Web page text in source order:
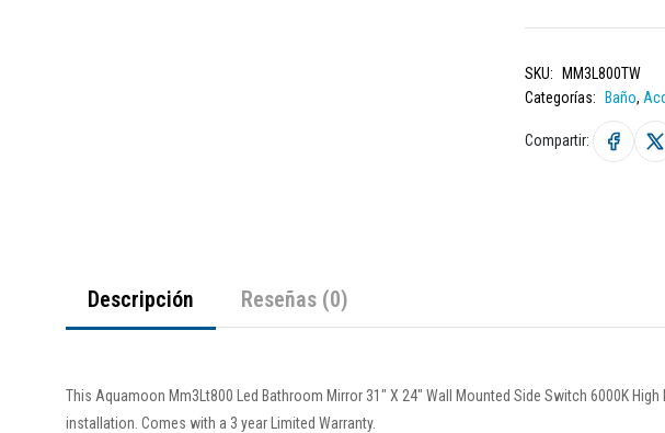
SKU:
MM3L800TW
Categorías:
Baño,
Compartir:
Descripción Reseñas (0)
This Aquamoon Mm3Lt800 Led Bathroom Mirror 31" X 24" Wall Mounted Side Switch 6000K
installation. Comes with a 3 year Limited Warranty.